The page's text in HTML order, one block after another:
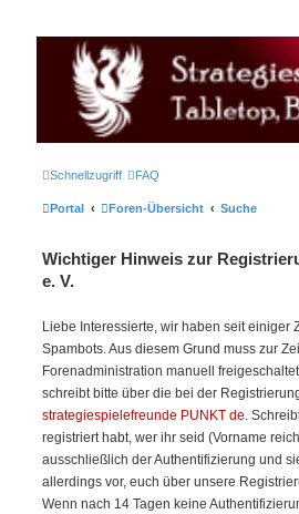
Strategiespielefreunde
Das Forum der Strategiespielefreunde Bad
Schnellzugriff FAQ
Portal Foren-Übersicht Suche
Wichtiger Hinweis zur
e. V.
Liebe Interessierte, wir haben seit einiger
Spambots. Aus diesem Grund muss zur
Forenadministration manuell
schreibt bitte über die bei der
strategiespielefreunde PUNKT de.
registriert habt, wer ihr seid (Vorname
ausschließlich der Authentifizierung und
allerdings vor, euch über unsere
Wenn nach 14 Tagen keine